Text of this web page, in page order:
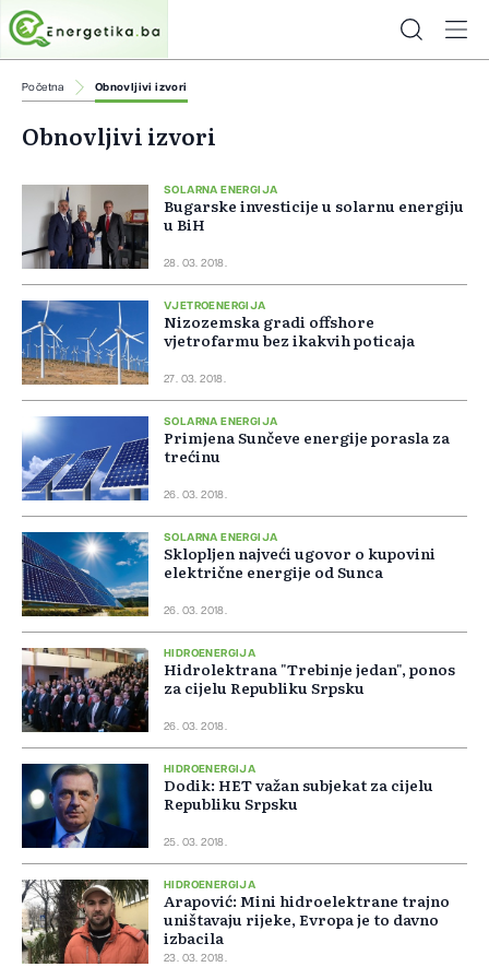
Početna Obnovljivi izvori
Obnovljivi izvori
SOLARNA ENERGIJA
Bugarske investicije u solarnu energiju
u BiH
28. 03. 2018.
VJETROENERGIJA
Nizozemska gradi offshore
vjetrofarmu bez ikakvih poticaja
27. 03. 2018.
SOLARNA ENERGIJA
Primjena Sunčeve energije porasla za
trećinu
26. 03. 2018.
SOLARNA ENERGIJA
Sklopljen najveći ugovor o kupovini
električne energije od Sunca
26. 03. 2018.
HIDROENERGIJA
Hidrolektrana "Trebinje jedan", ponos
za cijelu Republiku Srpsku
26. 03. 2018.
HIDROENERGIJA
Dodik: HET važan subjekat za cijelu
Republiku Srpsku
25. 03. 2018.
HIDROENERGIJA
Arapović: Mini hidroelektrane trajno
uništavaju rijeke, Evropa je to davno
izbacila
23. 03. 2018.